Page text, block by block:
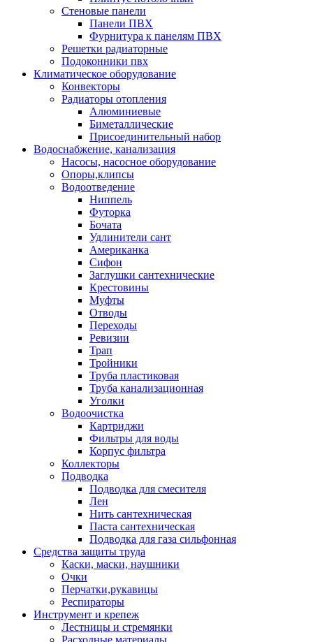
Стеновые панели
Панели ПВХ
Фурнитура к панелям ПВХ
Решетки радиаторные
Подоконники пвх
Климатическое оборудование
Конвекторы
Радиаторы отопления
Алюминиевые
Биметаллические
Присоединительный набор
Водоснабжение, канализация
Насосы, насосное оборудование
Опоры,клипсы
Водоотведение
Ниппель
Футорка
Бочата
Удлинители сант
Американка
Сифон
Заглушки сантехнические
Крестовины
Муфты
Отводы
Переходы
Ревизии
Трап
Тройники
Труба пластиковая
Труба канализационная
Уголки
Водоочистка
Картриджи
Фильтры для воды
Корпус фильтра
Коллекторы
Подводка
Подводка для смесителя
Лен
Нить сантехническая
Паста сантехническая
Подводка для газа сильфонная
Средства защиты труда
Каски, маски, наушники
Очки
Перчатки,рукавицы
Респираторы
Инструмент и крепеж
Лестницы и стремянки